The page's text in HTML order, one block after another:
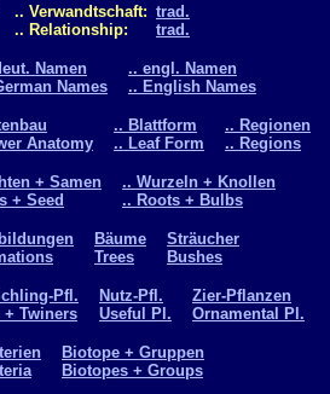
.. Verwandtschaft:
.. Relationship:
trad.
trad.
Namen
Names
.. engl. Namen
.. English Names
Anatomy
.. Blattform
.. Leaf Form
.. Regionen
.. Regions
+ Samen
+ Seed
.. Wurzeln + Knollen
.. Roots + Bulbs
Bäume
Trees
Sträucher
Bushes
Pfl.
Twiners
Nutz-Pfl.
Useful Pl.
Zier-Pflanzen
Ornamental Pl.
Biotope + Gruppen
Biotopes + Groups